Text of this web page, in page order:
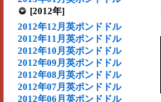
[2012年]
2012年12月英ポンドドル
2012年11月英ポンドドル
2012年10月英ポンドドル
2012年09月英ポンドドル
2012年08月英ポンドドル
2012年07月英ポンドドル
2012年06月英ポンドドル